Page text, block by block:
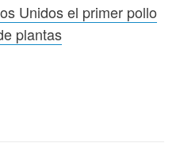
Unidos el primer pollo
plantas